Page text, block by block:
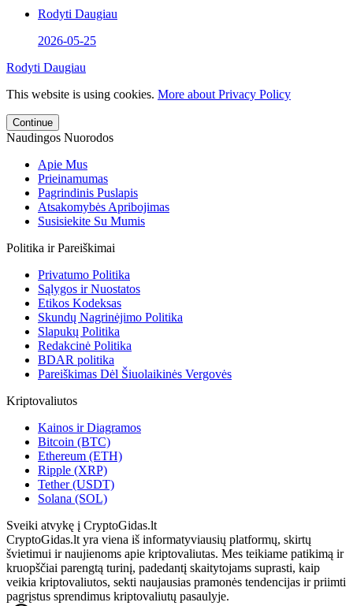
Rodyti Daugiau
2026-05-25
Rodyti Daugiau
This website is using cookies. More about Privacy Policy
Continue
Naudingos Nuorodos
Apie Mus
Prieinamumas
Pagrindinis Puslapis
Atsakomybės Apribojimas
Susisiekite Su Mumis
Politika ir Pareiškimai
Privatumo Politika
Sąlygos ir Nuostatos
Etikos Kodeksas
Skundų Nagrinėjimo Politika
Slapukų Politika
Redakcinė Politika
BDAR politika
Pareiškimas Dėl Šiuolaikinės Vergovės
Kriptovaliutos
Kainos ir Diagramos
Bitcoin (BTC)
Ethereum (ETH)
Ripple (XRP)
Tether (USDT)
Solana (SOL)
Sveiki atvykę į CryptoGidas.lt
CryptoGidas.lt yra viena iš informatyviausių platformų, skirtų
švietimui ir naujienoms apie kriptovaliutas. Mes teikiame patikimą ir
kruopščiai parengtą turinį, padedantį skaitytojams suprasti, kaip
veikia kriptovaliutos, sekti naujausias pramonės tendencijas ir priimti
pagrįstus sprendimus kriptovaliutų pasaulyje.